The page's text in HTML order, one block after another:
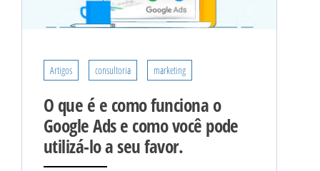
Artigos consultoria marketing
O que é e como funciona o
Google Ads e como você pode
utilizá-lo a seu favor.